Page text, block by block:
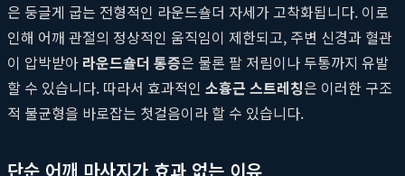
은 둥글게 굽는 전형적인 라운드숄더 자세가 고착화됩니다. 이로
인해 어깨 관절의 정상적인 움직임이 제한되고, 주변 신경과 혈관
이 압박받아 라운드숄더 통증은 물론 팔 저림이나 두통까지 유발
할 수 있습니다. 따라서 효과적인 소흉근 스트레칭은 이러한 구조
적 불균형을 바로잡는 첫걸음이라 할 수 있습니다.
단순 어깨 마사지가 효과 없는 이유